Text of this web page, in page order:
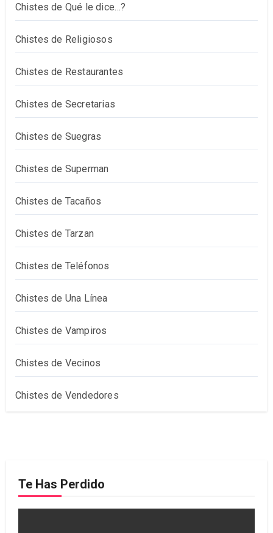
Chistes de Qué le dice…?
Chistes de Religiosos
Chistes de Restaurantes
Chistes de Secretarias
Chistes de Suegras
Chistes de Superman
Chistes de Tacaños
Chistes de Tarzan
Chistes de Teléfonos
Chistes de Una Línea
Chistes de Vampiros
Chistes de Vecinos
Chistes de Vendedores
Te Has Perdido